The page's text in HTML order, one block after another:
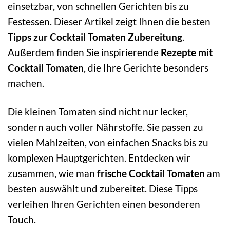
einsetzbar, von schnellen Gerichten bis zu
Festessen. Dieser Artikel zeigt Ihnen die besten
Tipps zur Cocktail Tomaten Zubereitung.
Außerdem finden Sie inspirierende Rezepte mit
Cocktail Tomaten, die Ihre Gerichte besonders
machen.
Die kleinen Tomaten sind nicht nur lecker,
sondern auch voller Nährstoffe. Sie passen zu
vielen Mahlzeiten, von einfachen Snacks bis zu
komplexen Hauptgerichten. Entdecken wir
zusammen, wie man frische Cocktail Tomaten am
besten auswählt und zubereitet. Diese Tipps
verleihen Ihren Gerichten einen besonderen
Touch.